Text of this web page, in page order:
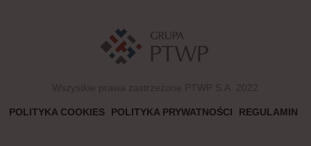
POLITYKA COOKIES POLITYKA PRYWATNOŚCI REGULAMIN